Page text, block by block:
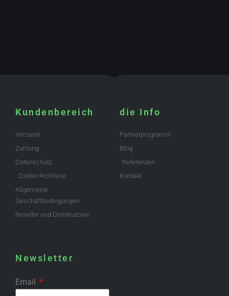
Kundenbereich
Versand
Zahlung
Datenschutz
Cookie-Richtlinie
Allgemeine
Geschäftbedingungen
Reseller und Distributoren
die Info
Partnerprogramm
Blog
Referenzen
Kontakt
Newsletter
Email